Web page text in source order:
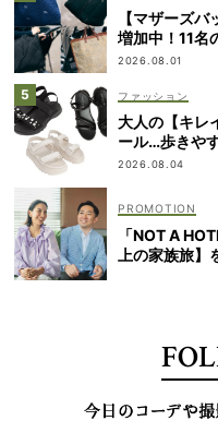
【マザーズ
増加中！11名
2026.08.01
ファッション
大人の【キレ
ール…歩きや
2026.08.04
「NOT A
上の家族旅】